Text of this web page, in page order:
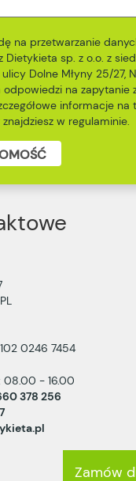
0246 7454
08.00 - 16.00
378 256
na przetwarzanie
Dietykieta sp. z o.o. z
Dolne Młyny 25/27,
na zapytanie
informacje na
w regulaminie.